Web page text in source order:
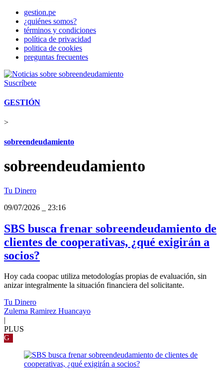
gestion.pe
¿quiénes somos?
términos y condiciones
política de privacidad
politica de cookies
preguntas frecuentes
Suscríbete
GESTIÓN
>
sobreendeudamiento
sobreendeudamiento
Tu Dinero
09/07/2026
23:16
SBS busca frenar sobreendeudamiento de
clientes de cooperativas, ¿qué exigirán a
socios?
Hoy cada coopac utiliza metodologías propias de evaluación, sin
anizar integralmente la situación financiera del solicitante.
Tu Dinero
Zulema Ramirez Huancayo
PLUS
G